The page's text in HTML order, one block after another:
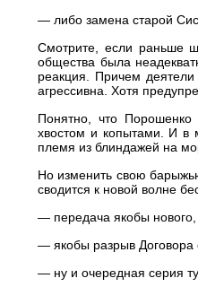
— либо замена старой
Смотрите, если раньше
общества была
реакция. Причем
агрессивна. Хотя
Понятно, что Порошенко
хвостом и копытами. И в
племя из блиндажей на
Но изменить свою
сводится к новой волне
— передача якобы нового,
— якобы разрыв Договора
— ну и очередная серия